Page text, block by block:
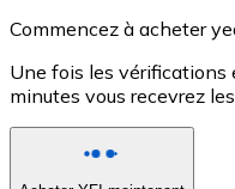
Commencez à acheter
Une fois les vérifications
minutes vous recevrez